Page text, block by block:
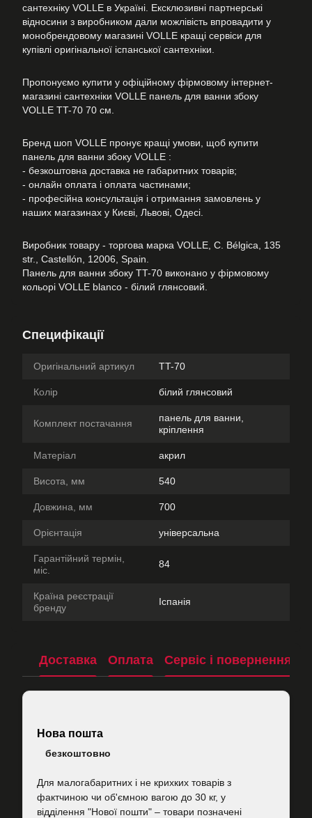
сантехніку VOLLE в Україні. Ексклюзивні партнерські
відносини з виробником дали можлівість впровадити у
монобрендовому магазині VOLLE кращі сервіси для
купівлі оригінальної іспанської сантехніки.
Пропонуємо купити у офіційному фірмовому інтернет-
магазині сантехніки VOLLE панель для ванни збоку
VOLLE TT-70 70 см.
Бренд шоп VOLLE пронує кращі умови, щоб купити
панель для ванни збоку VOLLE :
- безкоштовна доставка не габаритних товарів;
- онлайн оплата і оплата частинами;
- професійна консультація і отримання замовлень у
наших магазинах у Києві, Львові, Одесі.
Виробник товару - торгова марка VOLLE, C. Bélgica, 135
str., Castellón, 12006, Spain.
Панель для ванни збоку TT-70 виконано у фірмовому
кольорі VOLLE blanco - білий глянсовий.
Специфікації
Оригінальний артикул TT-70
Колір білий глянсовий
Комплект постачання
панель для ванни,
кріплення
Матеріал акрил
Висота, мм 540
Довжина, мм 700
Орієнтація універсальна
Гарантійний термін,
міс.
84
Країна реєстрації
бренду
Іспанія
Доставка Оплата Сервіс і повернення
Нова пошта
безкоштовно
Для малогабаритних і не крихких товарів з
фактчиною чи об'ємною вагою до 30 кг, у
відділення "Нової пошти" – товари позначені